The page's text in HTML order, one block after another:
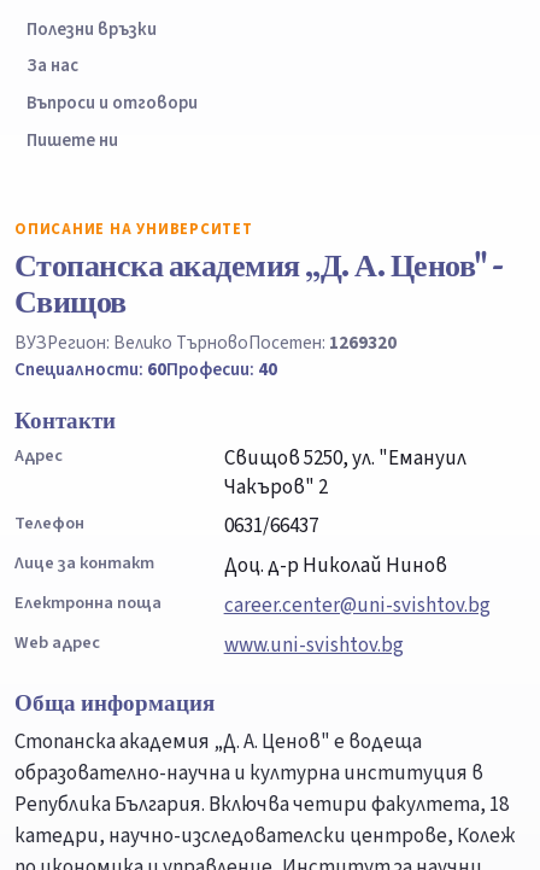
Полезни връзки
За нас
Въпроси и отговори
Пишете ни
ОПИСАНИЕ НА УНИВЕРСИТЕТ
Стопанска академия „Д. А. Ценов" -
Свищов
ВУЗРегион: Велико ТърновоПосетен: 1269320
Специалности: 60Професии: 40
Контакти
Адрес
Свищов 5250, ул. "Емануил
Чакъров" 2
Телефон 0631/66437
Лице за контакт Доц. д-р Николай Нинов
Електронна поща career.center@uni-svishtov.bg
Web адрес
www.uni-svishtov.bg
Обща информация
Стопанска академия „Д. А. Ценов" е водеща
образователно-научна и културна институция в
Република България. Включва четири факултета, 18
катедри, научно-изследователски центрове, Колеж